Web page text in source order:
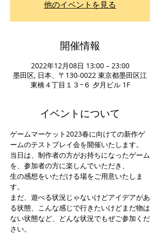
他のイベントを見る
開催情報
2022年12月08日 13:00 – 23:00
墨田区, 日本、〒130-0022 東京都墨田区江
東橋４丁目１３−６ 夕月ビル 1F
イベントについて
ゲームマーケット2023春に向けての新作ゲ
ームのテストプレイ会を開催いたします。
当日は、制作者の方がお持ちになったゲーム
を、参加者の方に楽しんでいただき、
生の感想をいただける場をご用意いたしま
す。
まだ、遊べる状況じゃないけどアイデアがあ
る状態、こんな感じで行きたいけどまだ物は
ない状態など、どんな状況でもぜご参加くだ
さい。